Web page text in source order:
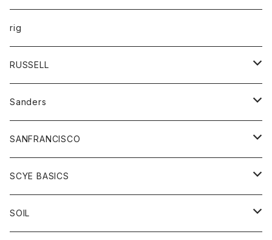
ニット
ベスト
コート
ボトム
ワンピース
キッズ
オーバーオール
ボトム
ペインターパンツ
トップス
Tシャツ
グッズ
帽子
rig
RUSSELL
アウター
コート
パーカー
スカート
Tシャツ
トップス
Sanders
グッズ
靴
SANFRANCISCO
アウター
カーディガン
グッズ
SCYE BASICS
ボトム
SOIL